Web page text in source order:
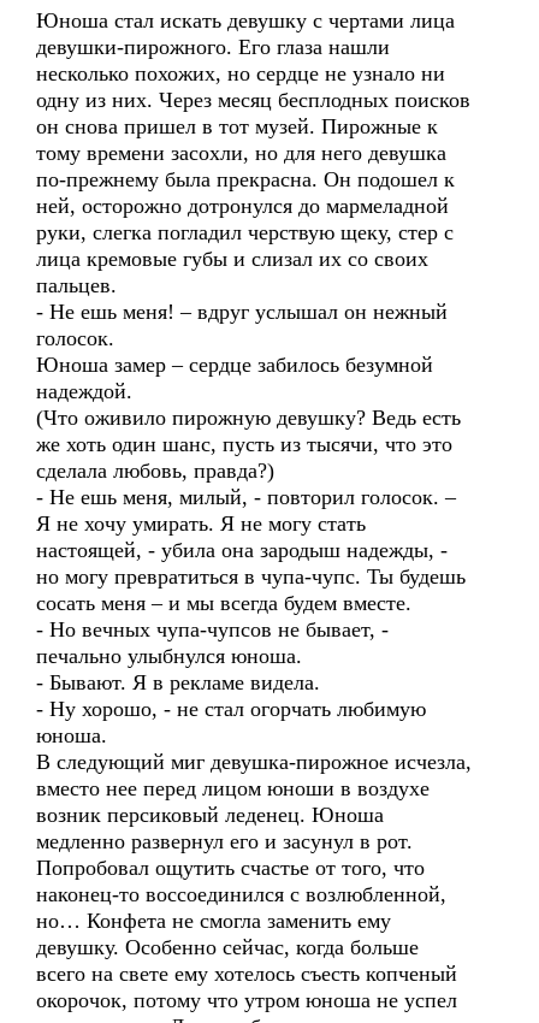
Юноша стал искать девушку с чертами лица
девушки-пирожного. Его глаза нашли
несколько похожих, но сердце не узнало ни
одну из них. Через месяц бесплодных поисков
он снова пришел в тот музей. Пирожные к
тому времени засохли, но для него девушка
по-прежнему была прекрасна. Он подошел к
ней, осторожно дотронулся до мармеладной
руки, слегка погладил черствую щеку, стер с
лица кремовые губы и слизал их со своих
пальцев.
- Не ешь меня! – вдруг услышал он нежный
голосок.
Юноша замер – сердце забилось безумной
надеждой.
(Что оживило пирожную девушку? Ведь есть
же хоть один шанс, пусть из тысячи, что это
сделала любовь, правда?)
- Не ешь меня, милый, - повторил голосок. –
Я не хочу умирать. Я не могу стать
настоящей, - убила она зародыш надежды, -
но могу превратиться в чупа-чупс. Ты будешь
сосать меня – и мы всегда будем вместе.
- Но вечных чупа-чупсов не бывает, -
печально улыбнулся юноша.
- Бывают. Я в рекламе видела.
- Ну хорошо, - не стал огорчать любимую
юноша.
В следующий миг девушка-пирожное исчезла,
вместо нее перед лицом юноши в воздухе
возник персиковый леденец. Юноша
медленно развернул его и засунул в рот.
Попробовал ощутить счастье от того, что
наконец-то воссоединился с возлюбленной,
но… Конфета не смогла заменить ему
девушку. Особенно сейчас, когда больше
всего на свете ему хотелось съесть копченый
окорочок, потому что утром юноша не успел